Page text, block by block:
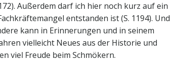
Außerdem darf ich hier noch kurz auf ein
entstanden ist (S. 1194). Und
kann in Erinnerungen und in seinem
vielleicht Neues aus der Historie und
viel Freude beim Schmökern.